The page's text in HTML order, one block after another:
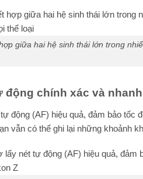
giữa hai hệ sinh thái lớn trong
động chính xác và
động (AF) hiệu quả, đảm bảo tốc
vẫn có thể ghi lại những khoảnh